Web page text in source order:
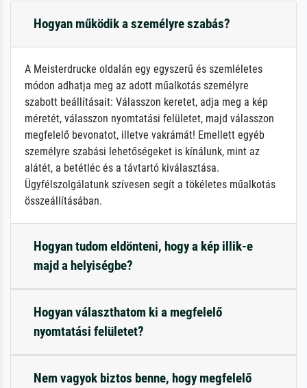
Hogyan működik a személyre szabás?
A Meisterdrucke oldalán egy egyszerű és szemléletes
módon adhatja meg az adott műalkotás személyre
szabott beállításait: Válasszon keretet, adja meg a kép
méretét, válasszon nyomtatási felületet, majd válasszon
megfelelő bevonatot, illetve vakrámát! Emellett egyéb
személyre szabási lehetőségeket is kínálunk, mint az
alátét, a betétléc és a távtartó kiválasztása.
Ügyfélszolgálatunk szívesen segít a tökéletes műalkotás
összeállításában.
Hogyan tudom eldönteni, hogy a kép illik-e
majd a helyiségbe?
Hogyan választhatom ki a megfelelő
nyomtatási felületet?
Nem vagyok biztos benne, hogy megfelelő